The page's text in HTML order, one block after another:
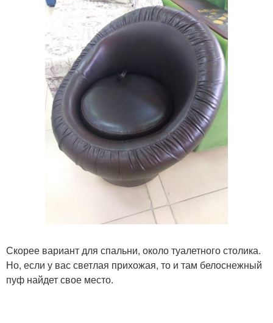
Скорее вариант для спальни, около туалетного столика.
Но, если у вас светлая прихожая, то и там белоснежный
пуф найдет свое место.